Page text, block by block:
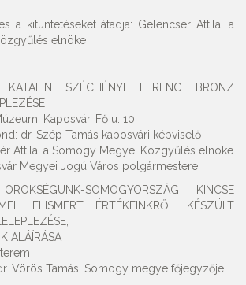
a kitüntetéseket átadja: Gelencsér Attila, a
elnöke
SZÉCHÉNYI FERENC BRONZ
Kaposvár, Fő u. 10.
dr. Szép Tamás kaposvári képviselő
Attila, a Somogy Megyei Közgyűlés elnöke
Megyei Jogú Város polgármestere
SOMOGYORSZÁG KINCSE
ELISMERT ÉRTÉKEINKRŐL KÉSZÜLT
ALÁÍRÁSA
Vörös Tamás, Somogy megye főjegyzője